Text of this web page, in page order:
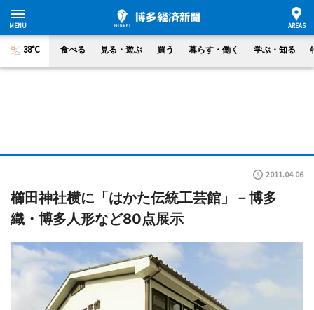
38°C 食べる 見る・遊ぶ 買う 暮らす・働く 学ぶ・知る
2011.04.06
櫛田神社横に「はかた伝統工芸館」－博多
織・博多人形など80点展示